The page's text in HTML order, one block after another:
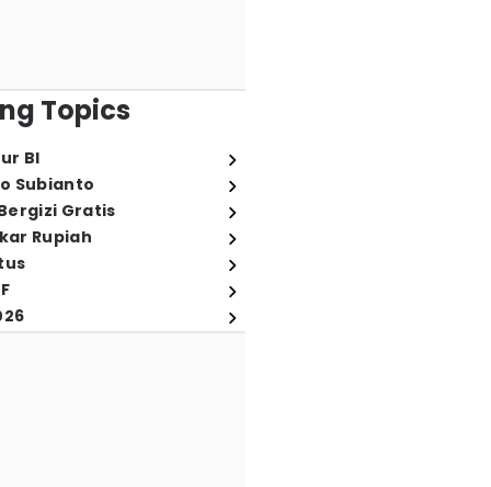
Topics
BI
Subianto
Gratis
Rupiah